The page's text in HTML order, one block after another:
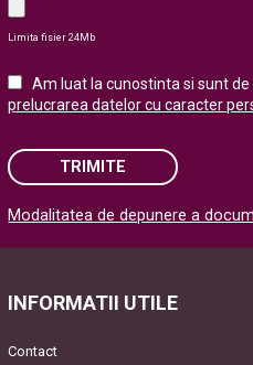
Limita fisier 24Mb
Am luat la cunostinta si sunt
prelucrarea datelor cu caracter
TRIMITE
Please leave this field empty.
Modalitatea de depunere a
INFORMATII UTILE
Contact